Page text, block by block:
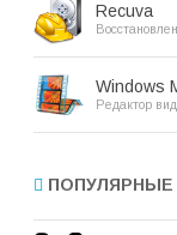
Recuva
Windows
Редактор